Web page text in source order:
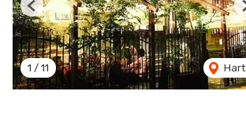
1 / 11
Previous